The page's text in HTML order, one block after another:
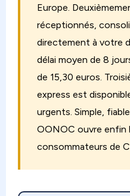
Europe.
réceptionnés,
directement à votre
délai moyen de 8
de 15,30 euros.
express est
urgents. Simple,
OONOC ouvre enfin
consommateurs de